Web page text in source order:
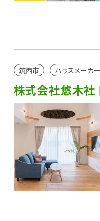
筑西市 ハウスメーカー
株式会社悠木社